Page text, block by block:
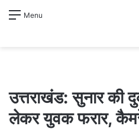
Menu
उत्तराखंड: सुनार की
लेकर युवक फरार,